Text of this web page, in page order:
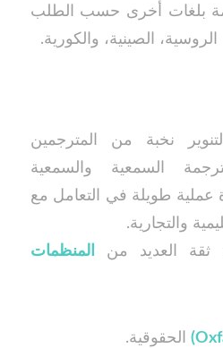
بلغات أخرى حسب الطلب
الروسية، الصينية، والكورية.
نخبة من المترجمين
السمعية والسمعية
عملية طويلة في التعامل مع
والتجارية.
ثقة العديد من
المنظمات
الحقوقية.